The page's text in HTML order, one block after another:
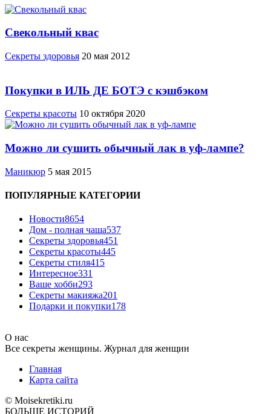
Свекольный квас
Cекреты здоровья 20 мая 2012
Покупки в ИЛЬ ДЕ БОТЭ с кэшбэком
Секреты красоты 10 октября 2020
Можно ли сушить обычный лак в уф-лампе?
Маникюр 5 мая 2015
ПОПУЛЯРНЫЕ КАТЕГОРИИ
Новости8654
Дом - полная чаша537
Cекреты здоровья451
Секреты красоты445
Секреты стиля415
Интересное331
Ваше хобби293
Секреты макияжа201
Подарки и покупки178
О нас
Все секреты женщины. Журнал для женщин
Главная
Карта сайта
© Moisekretiki.ru
БОЛЬШЕ ИСТОРИЙ